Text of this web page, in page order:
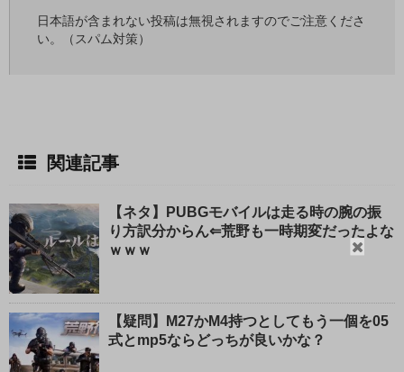
閉
る
日本語が含まれない投稿は無視されますのでご注意くださ
い。（スパム対策）
関連記事
【ネタ】PUBGモバイルは走る時の腕の振
り方訳分からん⇐荒野も一時期変だったよな
ｗｗｗ
【疑問】M27かM4持つとしてもう一個を05
式とmp5ならどっちが良いかな？